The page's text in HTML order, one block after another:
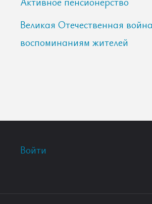
Великая Отечественная
воспоминаниям жителей
Войти